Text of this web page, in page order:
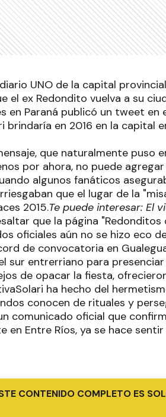
UNO de la capital
el ex Redondito vuelva a su
en Paraná publicó un tweet
brindaría en 2016 en la capital
que naturalmente puso
por ahora, no puede
algunos fanáticos
que el lugar de la
2015.Te puede interesar: El
que la página
oficiales aún no se hizo eco
de convocatoria en
sur entrerriano para
de opacar la fiesta,
ha hecho del
conocen de rituales y
comunicado oficial que
en Entre Ríos, ya se hace
CONTENIDO COMPLETO ES